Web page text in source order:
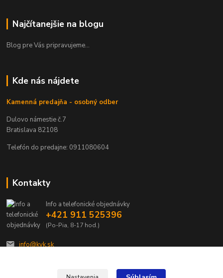
Najčítanejšie na blogu
Blog pre Vás pripravujeme...
Kde nás nájdete
Kamenná predajňa - osobný odber
Dulovo námestie č.7
Bratislava 82108
Telefón do predajne: 0911080604
Kontakty
Info a telefonické objednávky
+421 911 525396
(Po-Pia, 8-17 hod.)
info@kvk.sk